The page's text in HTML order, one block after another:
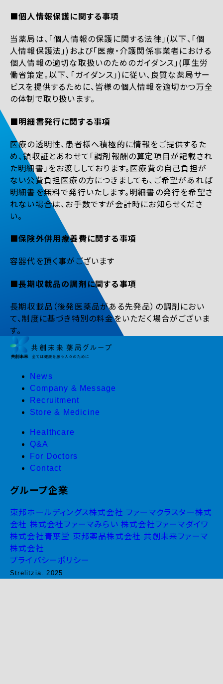
■個人情報保護に関する事項
当薬局は、「個人情報の保護に関する法律」(以下、「個
人情報保護法」)および「医療・介護関係事業者における
個人情報の適切な取扱いのためのガイダンス」(厚生労
働省策定。以下、「ガイダンス」)に従い、良質な薬局サー
ビスを提供するために、皆様の個人情報を適切かつ万全
の体制で取り扱います。
■明細書発行に関する事項
医療の透明性、患者様へ積極的に情報をご提供するた
め、領収証とあわせて「調剤報酬の算定項目が記載され
た明細書」をお渡ししております。医療費の自己負担が
ない公費負担医療の方につきましても、ご希望があれば
明細書を無料で発行いたします。明細書の発行を希望さ
れない場合は、お手数ですが会計時にお知らせくださ
い。
■保険外併用療養費に関する事項
容器代を頂く事がございます
■長期収載品の調剤に関する事項
長期収載品（後発医薬品がある先発品）の調剤におい
て、制度に基づき特別の料金をいただく場合がございま
す。
News
Company & Message
Recruitment
Store & Medicine
Healthcare
Q&A
For Doctors
Contact
グループ企業
東邦ホールディングス株式会社 ファーマクラスター株式
会社 株式会社ファーマみらい 株式会社ファーマダイワ
株式会社青葉堂 東邦薬品株式会社 共創未来ファーマ
株式会社
プライバシーポリシー
Strelitzia. 2025